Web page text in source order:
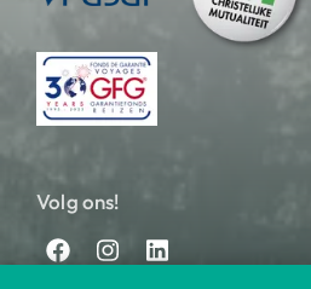
Volg ons!